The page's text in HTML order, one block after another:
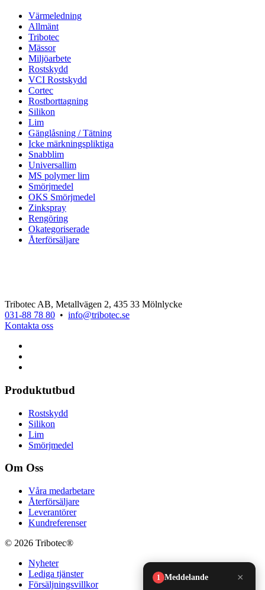
Värmeledning
Allmänt
Tribotec
Mässor
Miljöarbete
Rostskydd
VCI Rostskydd
Cortec
Rostborttagning
Silikon
Lim
Gänglåsning / Tätning
Icke märkningspliktiga
Snabblim
Universallim
MS polymer lim
Smörjmedel
OKS Smörjmedel
Zinkspray
Rengöring
Okategoriserade
Återförsäljare
Tribotec AB, Metallvägen 2, 435 33 Mölnlycke
031-88 78 80 • info@tribotec.se
Kontakta oss
Produktutbud
Rostskydd
Silikon
Lim
Smörjmedel
Om Oss
Våra medarbetare
Återförsäljare
Leverantörer
Kundreferenser
© 2026 Tribotec®
Nyheter
Lediga tjänster
Försäljningsvillkor